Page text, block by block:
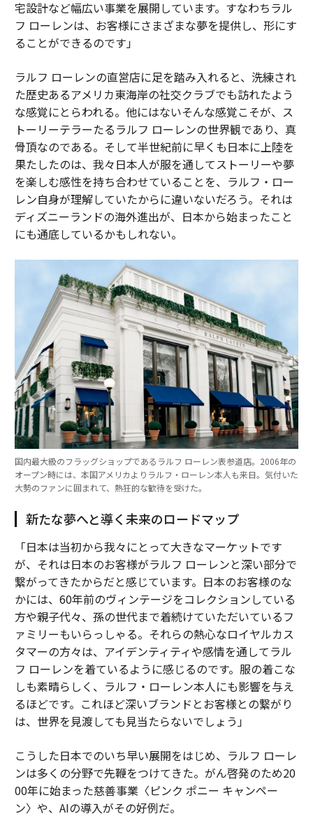
宅設計など幅広い事業を展開しています。すなわちラル
フ ローレンは、お客様にさまざまな夢を提供し、形にす
ることができるのです」
ラルフ ローレンの直営店に足を踏み入れると、洗練され
た歴史あるアメリカ東海岸の社交クラブでも訪れたよう
な感覚にとらわれる。他にはないそんな感覚こそが、ス
トーリーテラーたるラルフ ローレンの世界観であり、真
骨頂なのである。そして半世紀前に早くも日本に上陸を
果たしたのは、我々日本人が服を通してストーリーや夢
を楽しむ感性を持ち合わせていることを、ラルフ・ロー
レン自身が理解していたからに違いないだろう。それは
ディズニーランドの海外進出が、日本から始まったこと
にも通底しているかもしれない。
国内最大級のフラッグショップであるラルフ ローレン表参道店。2006年の
オープン時には、本国アメリカよりラルフ・ローレン本人も来日。気付いた
大勢のファンに囲まれて、熱狂的な歓待を受けた。
新たな夢へと導く未来のロードマップ
「日本は当初から我々にとって大きなマーケットです
が、それは日本のお客様がラルフ ローレンと深い部分で
繋がってきたからだと感じています。日本のお客様のな
かには、60年前のヴィンテージをコレクションしている
方や親子代々、孫の世代まで着続けていただいているフ
ァミリーもいらっしゃる。それらの熱心なロイヤルカス
タマーの方々は、アイデンティティや感情を通してラル
フ ローレンを着ているように感じるのです。服の着こな
しも素晴らしく、ラルフ・ローレン本人にも影響を与え
るほどです。これほど深いブランドとお客様との繋がり
は、世界を見渡しても見当たらないでしょう」
こうした日本でのいち早い展開をはじめ、ラルフ ローレ
ンは多くの分野で先鞭をつけてきた。がん啓発のため20
00年に始まった慈善事業〈ピンク ポニー キャンペー
ン〉や、AIの導入がその好例だ。